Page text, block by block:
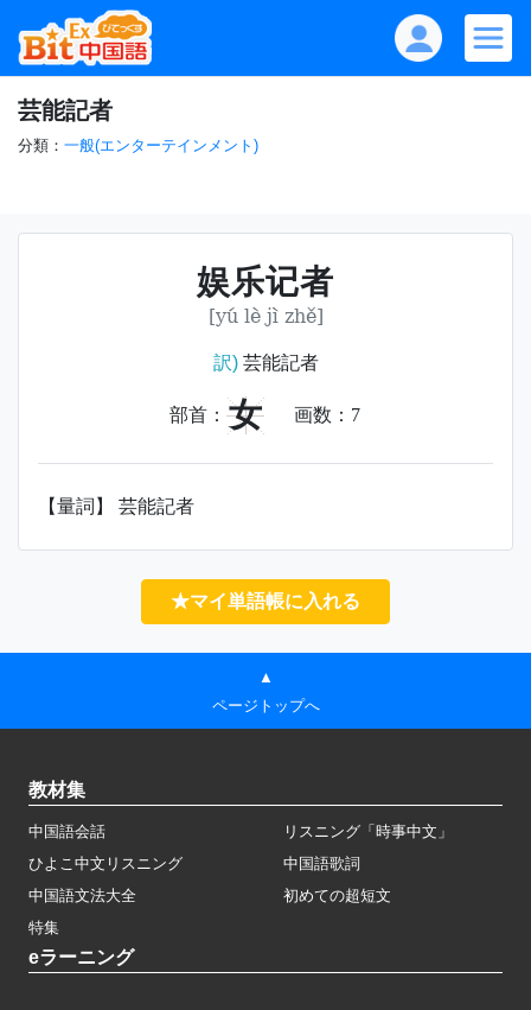
芸能記者
分類： 一般(エンターテインメント)
娱乐记者
[yú lè jì zhě]
訳)芸能記者
部首： 女 画数： 7
【量詞】 芸能記者
★マイ単語帳に入れる
▲
ページトップへ
教材集
中国語会話
リスニング「時事中文」
ひよこ中文リスニング
中国語歌詞
中国語文法大全
初めての超短文
特集
eラーニング